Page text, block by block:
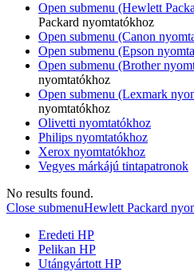
Open submenu (Hewlett
Packard nyomtatókhoz
Open submenu (Canon
Open submenu (Epson
Open submenu (Brother
nyomtatókhoz
Open submenu (Lexmark
nyomtatókhoz
Olivetti nyomtatókhoz
Philips nyomtatókhoz
Xerox nyomtatókhoz
Vegyes márkájú tintapatronok
No results found.
Close submenuHewlett Packard
Eredeti HP
Pelikan HP
Utángyártott HP